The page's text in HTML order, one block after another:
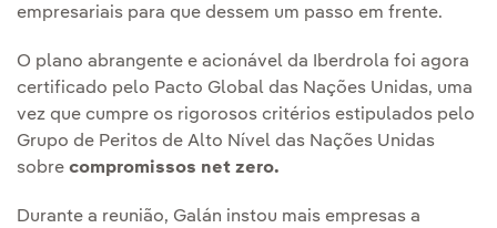
empresariais para que dessem um passo em frente.
O plano abrangente e acionável da Iberdrola foi agora
certificado pelo Pacto Global das Nações Unidas, uma
vez que cumpre os rigorosos critérios estipulados pelo
Grupo de Peritos de Alto Nível das Nações Unidas
sobre compromissos net zero.
Durante a reunião, Galán instou mais empresas a